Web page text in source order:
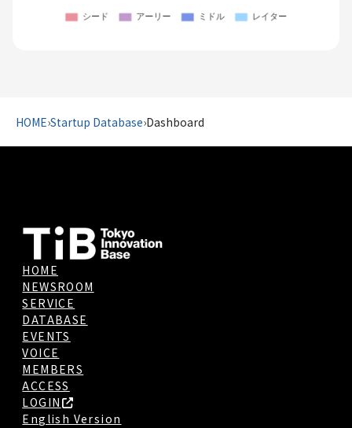
HOME›Startup Database›Dashboard
HOME
NEWSROOM
SERVICE
DATABASE
EVENTS
VOICE
MEMBERS
ACCESS
LOGIN
English Version